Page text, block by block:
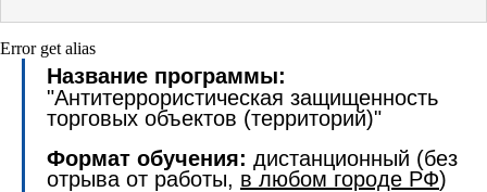
Error get alias
Название программы:
"Антитеррористическая защищенность
торговых объектов (территорий)"
Формат обучения: дистанционный (без
отрыва от работы, в любом городе РФ)